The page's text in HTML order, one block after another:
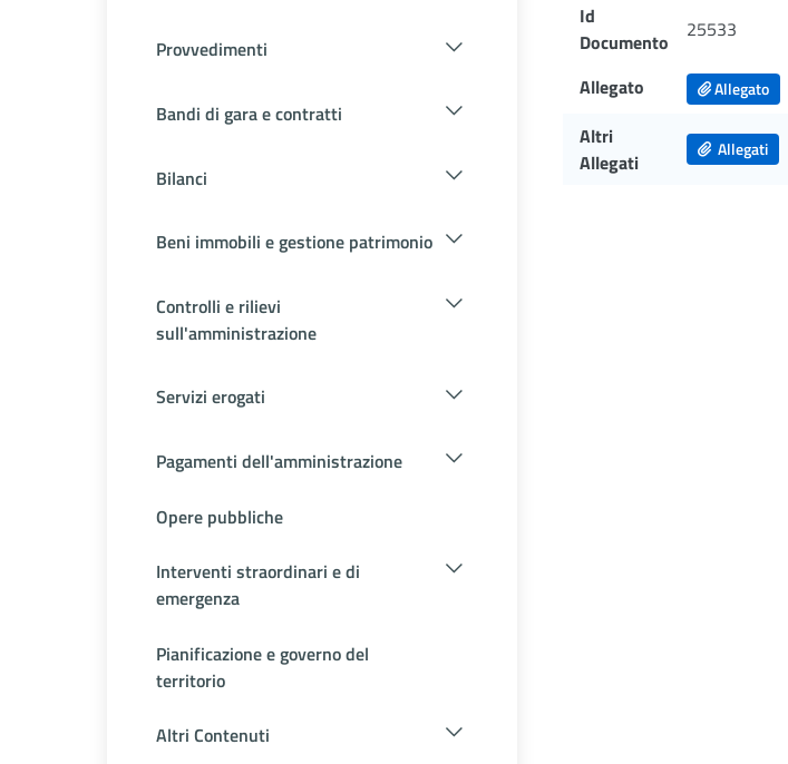
Provvedimenti
Bandi di gara e contratti
Bilanci
Beni immobili e gestione patrimonio
Controlli e rilievi
sull'amministrazione
Servizi erogati
Pagamenti dell'amministrazione
Opere pubbliche
Interventi straordinari e di
emergenza
Pianificazione e governo del
territorio
Altri Contenuti
Id
Documento
25533
Allegato Allegato
Altri
Allegati
Allegati